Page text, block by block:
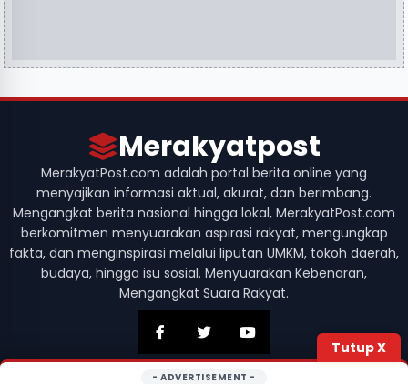
Tutup X
- ADVERTISEMENT -
Merakyatpost
MerakyatPost.com adalah portal berita online yang
menyajikan informasi aktual, akurat, dan berimbang.
Mengangkat berita nasional hingga lokal, MerakyatPost.com
berkomitmen menyuarakan aspirasi rakyat, mengungkap
fakta, dan menginspirasi melalui liputan UMKM, tokoh daerah,
budaya, hingga isu sosial. Menyuarakan Kebenaran,
Mengangkat Suara Rakyat.